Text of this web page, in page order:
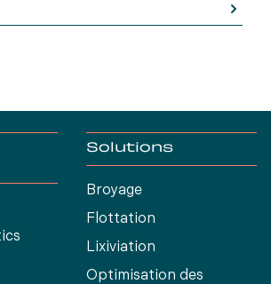
Solutions
Broyage
Flottation
Lixiviation
Optimisation des